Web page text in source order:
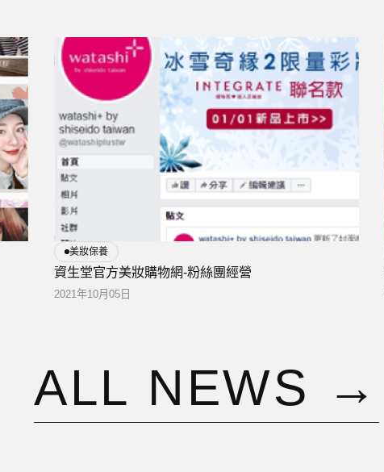
美妝保養
資生堂官方美妝購物網-粉絲團經營
2021年10月05日
ALL N EWS →